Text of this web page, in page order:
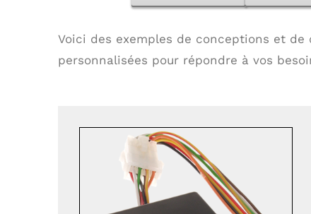
Voici des exemples de conceptions et
personnalisées pour répondre à vos